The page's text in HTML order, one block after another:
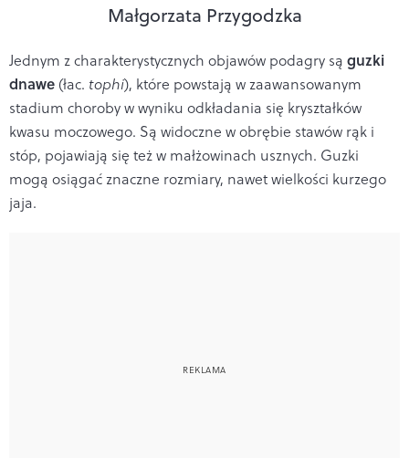
Małgorzata Przygodzka
Jednym z charakterystycznych objawów podagry są guzki
dnawe (łac. tophi), które powstają w zaawansowanym
stadium choroby w wyniku odkładania się kryształków
kwasu moczowego. Są widoczne w obrębie stawów rąk i
stóp, pojawiają się też w małżowinach usznych. Guzki
mogą osiągać znaczne rozmiary, nawet wielkości kurzego
jaja.